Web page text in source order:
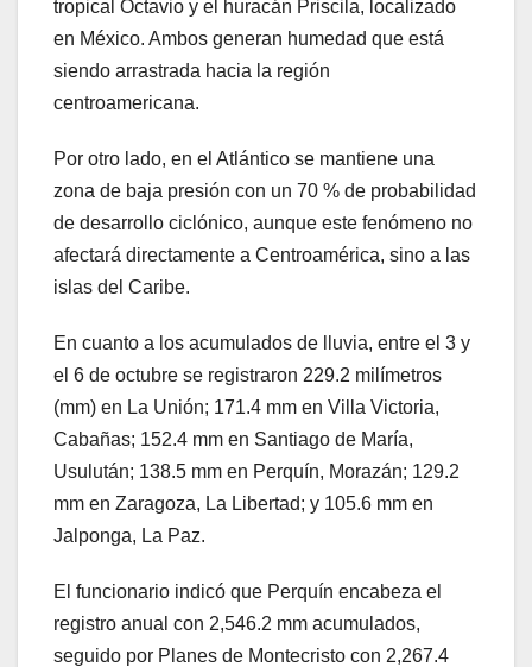
tropical Octavio y el huracán Priscila, localizado
en México. Ambos generan humedad que está
siendo arrastrada hacia la región
centroamericana.
Por otro lado, en el Atlántico se mantiene una
zona de baja presión con un 70 % de probabilidad
de desarrollo ciclónico, aunque este fenómeno no
afectará directamente a Centroamérica, sino a las
islas del Caribe.
En cuanto a los acumulados de lluvia, entre el 3 y
el 6 de octubre se registraron 229.2 milímetros
(mm) en La Unión; 171.4 mm en Villa Victoria,
Cabañas; 152.4 mm en Santiago de María,
Usulután; 138.5 mm en Perquín, Morazán; 129.2
mm en Zaragoza, La Libertad; y 105.6 mm en
Jalponga, La Paz.
El funcionario indicó que Perquín encabeza el
registro anual con 2,546.2 mm acumulados,
seguido por Planes de Montecristo con 2,267.4